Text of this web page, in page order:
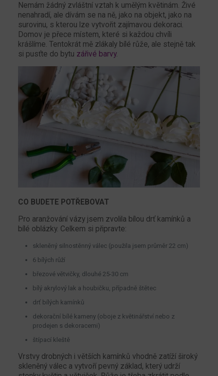
Nemám žádný zvláštní vztah k umělým květinám. Živé
nenahradí, ale dívám se na ně, jako na objekt, jako na
surovinu, s kterou lze vytvořit zajímavou dekoraci.
Domov je přece místem, které si každou chvíli
krášlíme. Tentokrát mě zlákaly bílé růže, ale stejně tak
si pusťte do bytu zářivé barvy.
CO BUDETE POTŘEBOVAT
Pro aranžování vázy jsem zvolila bílou drť kamínků a
bílé oblázky. Celkem si připravte:
skleněný silnostěnný válec (použila jsem průměr 22 cm)
6 bílých růží
březové větvičky, dlouhé 25-30 cm
bílý akrylový lak a houbičku, případně štětec
drť bílých kamínků
dekorační bílé kameny (oboje z květinářství nebo z
prodejen s dekoracemi)
štípací kleště
Vrstvy drobných i větších kamínků vhodně zatíží široký
skleněný válec a vytvoří pevný základ, který udrží